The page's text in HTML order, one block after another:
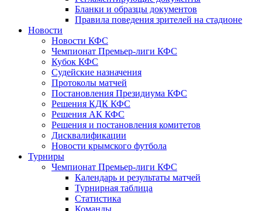
Бланки и образцы документов
Правила поведения зрителей на стадионе
Новости
Новости КФС
Чемпионат Премьер-лиги КФС
Кубок КФС
Судейские назначения
Протоколы матчей
Постановления Президиума КФС
Решения КДК КФС
Решения АК КФС
Решения и постановления комитетов
Дисквалификации
Новости крымского футбола
Турниры
Чемпионат Премьер-лиги КФС
Календарь и результаты матчей
Турнирная таблица
Статистика
Команды